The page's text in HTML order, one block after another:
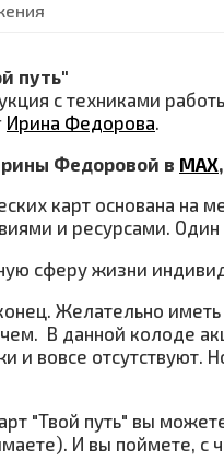
путь"
с техниками
Ирина Федорова
Федоровой в МАХ,
карт основана на
и ресурсами. Один
сферу жизни
Желательно
В данной колоде
и вовсе отсутствуют.
"Твой путь" вы
И вы поймете, с